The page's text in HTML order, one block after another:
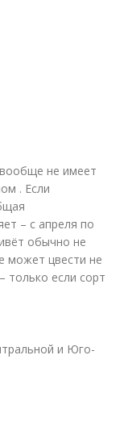
не имеет
. Если
– с апреля по
обычно не
может цвести не
только если сорт
и Юго-